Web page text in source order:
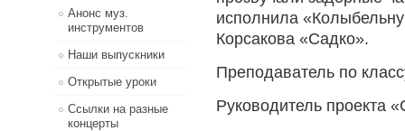
Анонс муз.
инструментов
Наши выпускники
Открытые уроки
Ссылки на разные
концерты
исполнила
Корсакова «Садко».
Преподаватель по
Руководитель проекта